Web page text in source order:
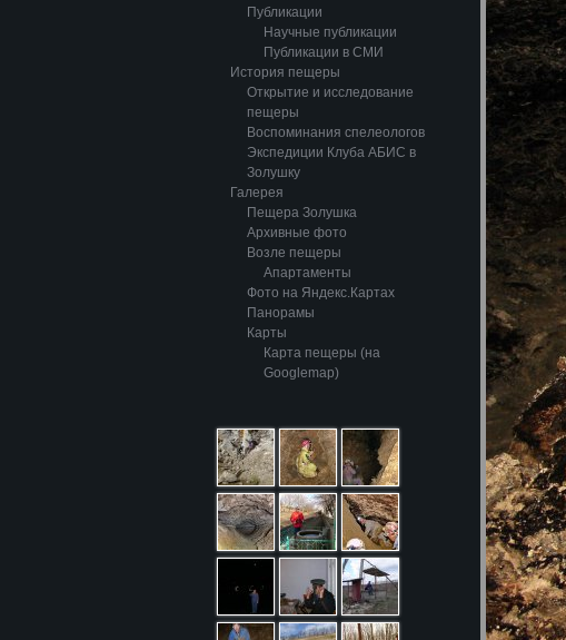
Публикации
Научные публикации
Публикации в СМИ
История пещеры
Открытие и исследование
пещеры
Воспоминания спелеологов
Экспедиции Клуба АБИС в
Золушку
Галерея
Пещера Золушка
Архивные фото
Возле пещеры
Апартаменты
Фото на Яндекс.Картах
Панорамы
Карты
Карта пещеры (на
Googlemap)